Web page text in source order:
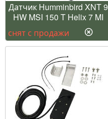
Датчик Humminbird XNT 9
HW MSI 150 T Helix 7 MI
снят с продажи